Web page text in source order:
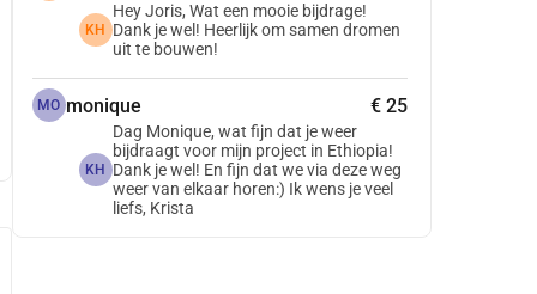
KH
Hey Joris, Wat een mooie bijdrage!
Dank je wel! Heerlijk om samen dromen
uit te bouwen!
MO monique € 25
KH
Dag Monique, wat fijn dat je weer
bijdraagt voor mijn project in Ethiopia!
Dank je wel! En fijn dat we via deze weg
weer van elkaar horen:) Ik wens je veel
liefs, Krista